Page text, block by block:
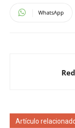
WhatsApp
Artículo